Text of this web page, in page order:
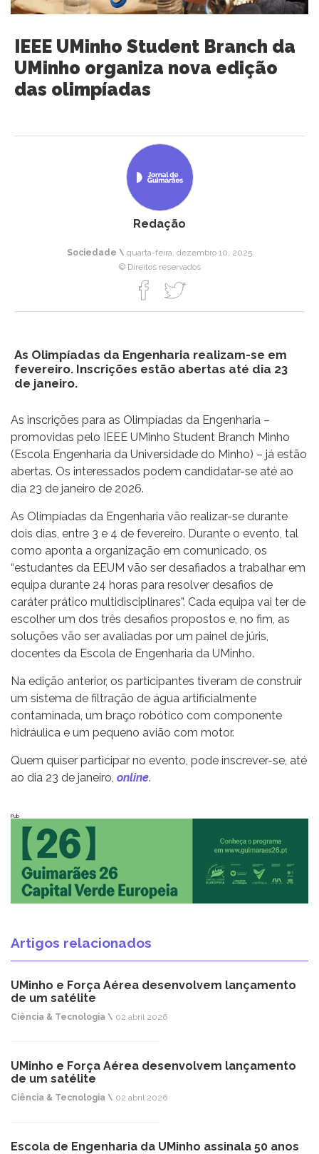
IEEE UMinho Student Branch da
UMinho organiza nova edição
das olimpíadas
Redação
Sociedade \ quarta-feira, dezembro 10, 2025
© Direitos reservados
As Olimpíadas da Engenharia realizam-se em
fevereiro. Inscrições estão abertas até dia 23
de janeiro.
As inscrições para as Olimpíadas da Engenharia –
promovidas pelo IEEE UMinho Student Branch Minho
(Escola Engenharia da Universidade do Minho) – já estão
abertas. Os interessados podem candidatar-se até ao
dia 23 de janeiro de 2026.
As Olimpíadas da Engenharia vão realizar-se durante
dois dias, entre 3 e 4 de fevereiro. Durante o evento, tal
como aponta a organização em comunicado, os
“estudantes da EEUM vão ser desafiados a trabalhar em
equipa durante 24 horas para resolver desafios de
caráter prático multidisciplinares”. Cada equipa vai ter de
escolher um dos três desafios propostos e, no fim, as
soluções vão ser avaliadas por um painel de júris,
docentes da Escola de Engenharia da UMinho.
Na edição anterior, os participantes tiveram de construir
um sistema de filtração de água artificialmente
contaminada, um braço robótico com componente
hidráulica e um pequeno avião com motor.
Quem quiser participar no evento, pode inscrever-se, até
ao dia 23 de janeiro, online.
Pub
Artigos relacionados
UMinho e Força Aérea desenvolvem lançamento
de um satélite
Ciência & Tecnologia \ 02 abril 2026
UMinho e Força Aérea desenvolvem lançamento
de um satélite
Ciência & Tecnologia \ 02 abril 2026
Escola de Engenharia da UMinho assinala 50 anos